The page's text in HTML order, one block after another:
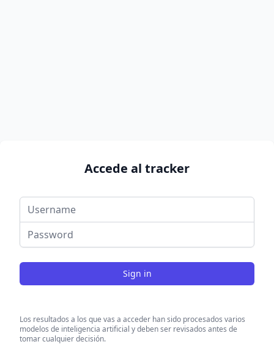
Accede al tracker
Sign in
Los resultados a los que vas a acceder han sido procesados varios
modelos de inteligencia artificial y deben ser revisados antes de
tomar cualquier decisión.